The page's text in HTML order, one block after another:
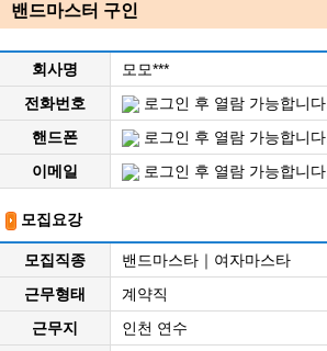
밴드마스터 구인
회사명
모모***
전화번호
로그인 후 열람 가능합니다.
핸드폰
로그인 후 열람 가능합니다.
이메일
로그인 후 열람 가능합니다.
모집요강
모집직종
밴드마스타｜여자마스타
근무형태
계약직
근무지
인천 연수